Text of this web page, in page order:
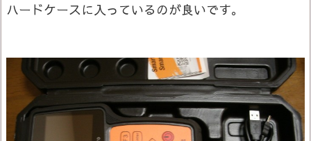
ハードケースに入っているのが良いです。